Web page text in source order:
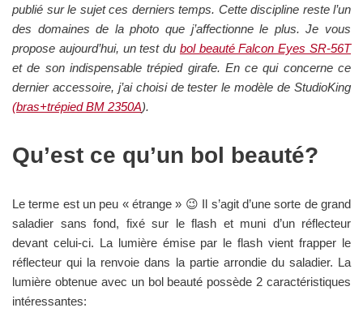
publié sur le sujet ces derniers temps. Cette discipline reste l’un
des domaines de la photo que j’affectionne le plus. Je vous
propose aujourd’hui, un test du bol beauté Falcon Eyes SR-56T
et de son indispensable trépied girafe. En ce qui concerne ce
dernier accessoire, j’ai choisi de tester le modèle de StudioKing
(bras+trépied BM 2350A).
Qu’est ce qu’un bol beauté?
Le terme est un peu « étrange » 😉 Il s’agit d’une sorte de grand
saladier sans fond, fixé sur le flash et muni d’un réflecteur
devant celui-ci. La lumière émise par le flash vient frapper le
réflecteur qui la renvoie dans la partie arrondie du saladier. La
lumière obtenue avec un bol beauté possède 2 caractéristiques
intéressantes: